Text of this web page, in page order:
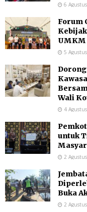
6
Forum
UMKM
5
Wali
4
untuk
2
Buka
2